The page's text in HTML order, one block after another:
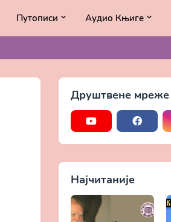
Путописи Аудио Књиге
Друштвене мреже
Најчитаније